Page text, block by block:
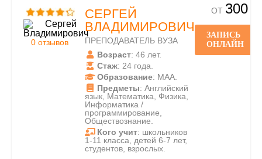
0 отзывов
СЕРГЕЙ
ВЛАДИМИРОВИЧ
ПРЕПОДАВАТЕЛЬ ВУЗА
Возраст: 46 лет.
Стаж: 24 года.
Образование: МАА.
Предметы: Английский
язык, Математика, Физика,
Информатика /
программирование,
Обществознание.
Кого учит: школьников
1-11 класса, детей 6-7 лет,
студентов, взрослых.
ОТ 300
ЗАПИСЬ
ОНЛАЙН